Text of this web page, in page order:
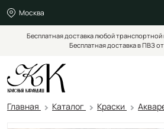
Москва
Бесплатная доставка любой транспортной
Бесплатная доставка в ПВЗ
Главная Каталог Краски